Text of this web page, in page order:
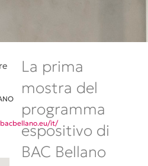
it/
La prima
mostra del
programma
espositivo di
BAC Bellano